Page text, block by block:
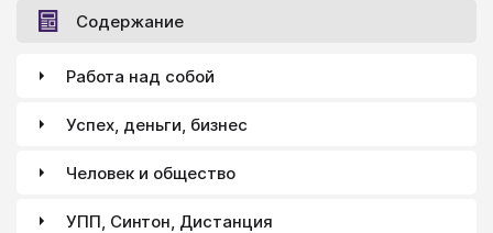
Содержание
Работа над собой
Успех, деньги, бизнес
Человек и общество
УПП, Синтон, Дистанция